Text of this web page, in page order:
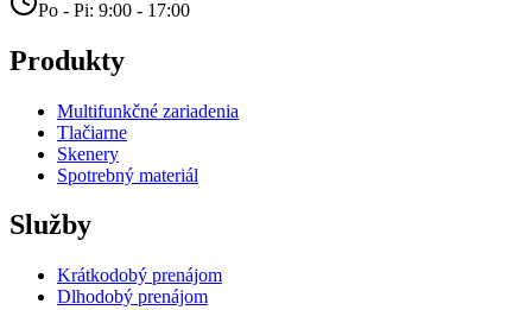
Po - Pi: 9:00 - 17:00
Produkty
Multifunkčné zariadenia
Tlačiarne
Skenery
Spotrebný materiál
Služby
Krátkodobý prenájom
Dlhodobý prenájom